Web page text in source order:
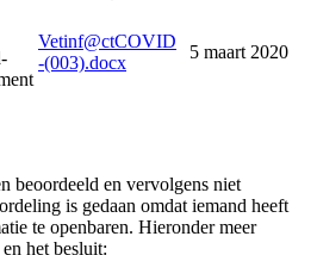
Vetinf@ctCOVID
-(003).docx
5 maart 2020
beoordeeld en vervolgens niet
is gedaan omdat iemand heeft
te openbaren. Hieronder meer
het besluit: